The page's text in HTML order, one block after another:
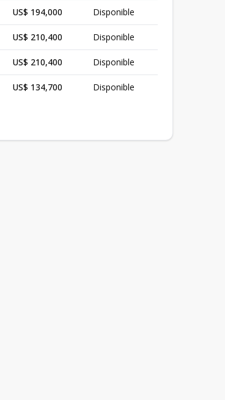
US$ 194,000 Disponible
US$ 210,400 Disponible
US$ 210,400 Disponible
US$ 134,700 Disponible